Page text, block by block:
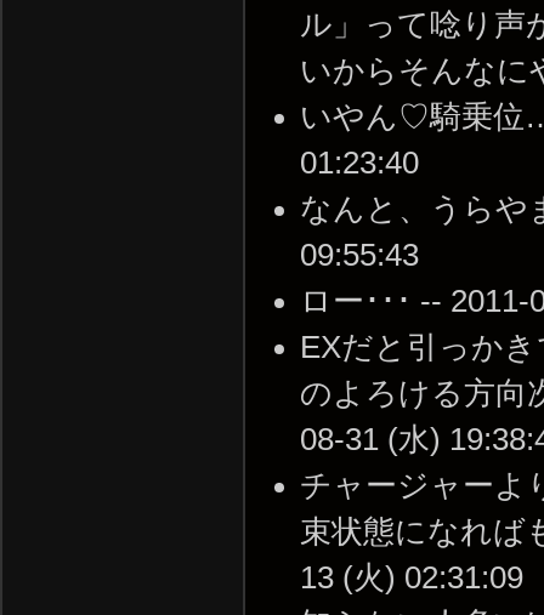
ル」って唸り声
いからそんなに
いやん♡騎乗位
01:23:40
なんと、うらや
09:55:43
ロー･･･ --
EXだと引っか
のよろける方向
08-31 (水)
チャージャーよ
束状態になれば
13 (火) 02:31:09